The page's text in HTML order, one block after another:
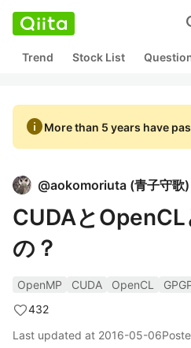
Trend Stock List
infoMore than 5 years have
@aokomoriuta (青子守歌)
CUDAと
の？
OpenMP CUDA OpenCL
432
Last updated at 2016-05-06